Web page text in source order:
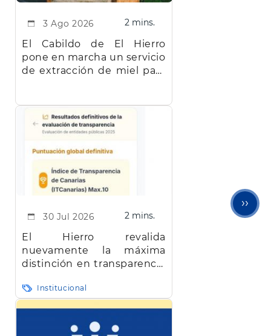
3 Ago 2026 2 mins.
El Cabildo de El Hierro
pone en marcha un servicio
de extracción de miel para
30 Jul 2026 2 mins.
El Hierro revalida
nuevamente la máxima
distinción en transparencia
Institucional
››